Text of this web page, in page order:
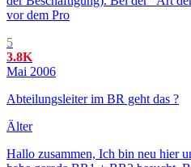
vor dem Pro
5
3.8K
Mai 2006
Abteilungsleiter im BR geht das ?
Älter
Hallo zusammen, Ich bin neu hier